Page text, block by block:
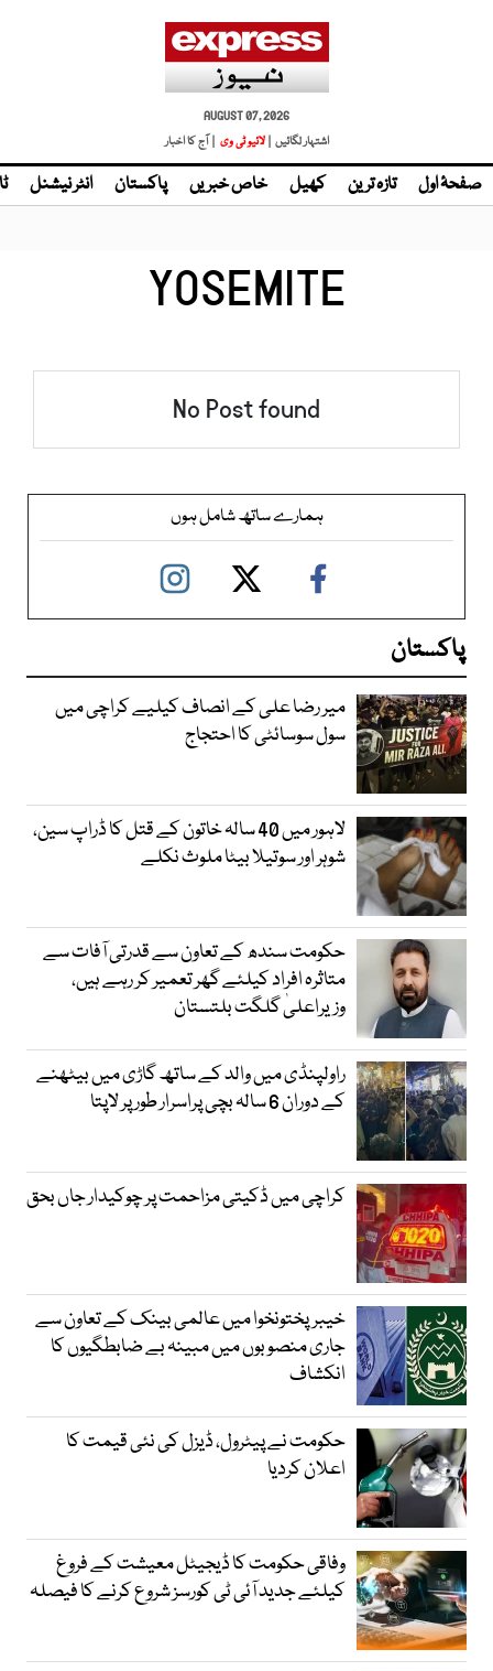
AUGUST 07, 2026
اشتہار لگائیں |
| آج کا اخبار
صفحۂ اول تازہ ترین کھیل خاص خبریں پاکستان انٹر نیشنل
YOSEMITE
No Post found
ہمارے ساتھ شامل ہوں
پاکستان
میر رضا علی کے انصاف کیلیے کراچی میں
سول سوسائٹی کا احتجاج
لاہور میں 40 سالہ خاتون کے قتل کا ڈراپ سین،
شوہر اور سوتیلا بیٹا ملوث نکلے
حکومت سندھ کے تعاون سے قدرتی آفات سے
متاثرہ افراد کیلئے گھر تعمیر کر رہے ہیں،
وزیراعلیٰ گلگت بلتستان
راولپنڈی میں والد کے ساتھ گاڑی میں بیٹھنے
کے دوران 6 سالہ بچی پراسرار طور پر لاپتا
کراچی میں ڈکیتی مزاحمت پر چوکیدار جاں بحق
خیبرپختونخوا میں عالمی بینک کے تعاون سے
جاری منصوبوں میں مبینہ بے ضابطگیوں کا
انکشاف
حکومت نے پیٹرول، ڈیزل کی نئی قیمت کا
اعلان کردیا
وفاقی حکومت کا ڈیجیٹل معیشت کے فروغ
کیلئے جدید آئی ٹی کورسز شروع کرنے کا فیصلہ